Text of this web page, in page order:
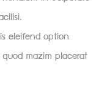
eleifend option
mazim placerat